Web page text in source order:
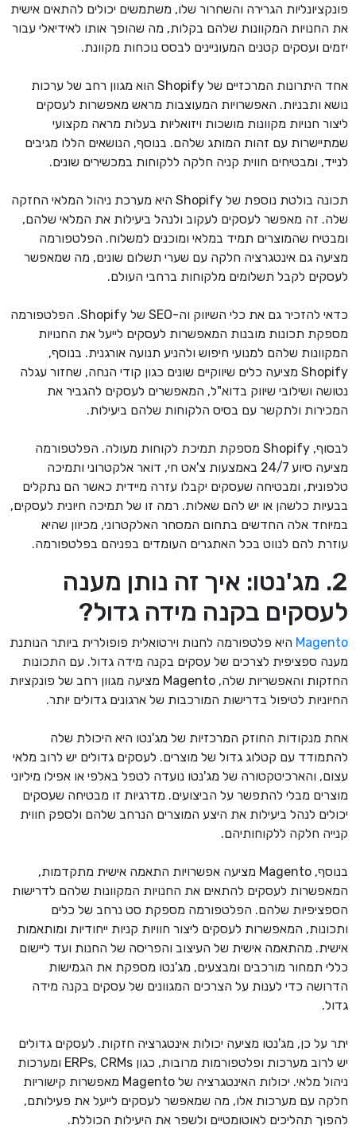
פונקציונליות הגרירה והשחרור שלו, משתמשים יכולים להתאים אישית
את החנויות המקוונות שלהם בקלות, מה שהופך אותו לאידיאלי עבור
יזמים ועסקים קטנים המעוניינים לבסס נוכחות מקוונת.
אחד היתרונות המרכזיים של Shopify הוא מגוון רחב של ערכות
נושא ותבניות. האפשרויות המעוצבות מראש מאפשרות לעסקים
ליצור חנויות מקוונות מושכות ויזואליות בעלות מראה מקצועי
שמתיישרות עם זהות המותג שלהם. בנוסף, הנושאים הללו מגיבים
לנייד, ומבטיחים חווית קניה חלקה ללקוחות במכשירים שונים.
תכונה בולטת נוספת של Shopify היא מערכת ניהול המלאי החזקה
שלה. זה מאפשר לעסקים לעקוב ולנהל ביעילות את המלאי שלהם,
ומבטיח שהמוצרים תמיד במלאי ומוכנים למשלוח. הפלטפורמה
מציעה גם אינטגרציה חלקה עם שערי תשלום שונים, מה שמאפשר
לעסקים לקבל תשלומים מלקוחות ברחבי העולם.
כדאי להזכיר גם את כלי השיווק וה-SEO של Shopify. הפלטפורמה
מספקת תכונות מובנות המאפשרות לעסקים לייעל את החנויות
המקוונות שלהם למנועי חיפוש ולהניע תנועה אורגנית. בנוסף,
Shopify מציעה כלים שיווקיים שונים כגון קודי הנחה, שחזור עגלה
נטושה ושילובי שיווק בדוא"ל, המאפשרים לעסקים להגביר את
המכירות ולתקשר עם בסיס הלקוחות שלהם ביעילות.
לבסוף, Shopify מספקת תמיכת לקוחות מעולה. הפלטפורמה
מציעה סיוע 24/7 באמצעות צ'אט חי, דואר אלקטרוני ותמיכה
טלפונית, ומבטיחה שעסקים יקבלו עזרה מיידית כאשר הם נתקלים
בבעיות כלשהן או יש להם שאלות. רמה זו של תמיכה חיונית לעסקים,
במיוחד אלה החדשים בתחום המסחר האלקטרוני, מכיוון שהיא
עוזרת להם לנווט בכל האתגרים העומדים בפניהם בפלטפורמה.
2. מג'נטו: איך זה נותן מענה
לעסקים בקנה מידה גדול?
Magento היא פלטפורמה לחנות וירטואלית פופולרית ביותר הנותנת
מענה ספציפית לצרכים של עסקים בקנה מידה גדול. עם התכונות
החזקות והאפשריות שלה, Magento מציעה מגוון רחב של פונקציות
החיוניות לטיפול בדרישות המורכבות של ארגונים גדולים יותר.
אחת מנקודות החוזק המרכזיות של מג'נטו היא היכולת שלה
להתמודד עם קטלוג גדול של מוצרים. לעסקים גדולים יש לרוב מלאי
עצום, והארכיטקטורה של מג'נטו נועדה לטפל באלפי או אפילו מיליוני
מוצרים מבלי להתפשר על הביצועים. מדרגיות זו מבטיחה שעסקים
יכולים לנהל ביעילות את היצע המוצרים הנרחב שלהם ולספק חווית
קנייה חלקה ללקוחותיהם.
בנוסף, Magento מציעה אפשרויות התאמה אישית מתקדמות,
המאפשרות לעסקים להתאים את החנויות המקוונות שלהם לדרישות
הספציפיות שלהם. הפלטפורמה מספקת סט נרחב של כלים
ותכונות, המאפשרות לעסקים ליצור חוויות קניות ייחודיות ומותאמות
אישית. מהתאמה אישית של העיצוב והפריסה של החנות ועד ליישום
כללי תמחור מורכבים ומבצעים, מג'נטו מספקת את הגמישות
הדרושה כדי לענות על הצרכים המגוונים של עסקים בקנה מידה
גדול.
יתר על כן, מג'נטו מציעה יכולות אינטגרציה חזקות. לעסקים גדולים
יש לרוב מערכות ופלטפורמות מרובות, כגון ERPs, CRMs ומערכות
ניהול מלאי. יכולות האינטגרציה של Magento מאפשרות קישוריות
חלקה עם מערכות אלו, מה שמאפשר לעסקים לייעל את פעילותם,
להפוך תהליכים לאוטומטיים ולשפר את היעילות הכוללת.